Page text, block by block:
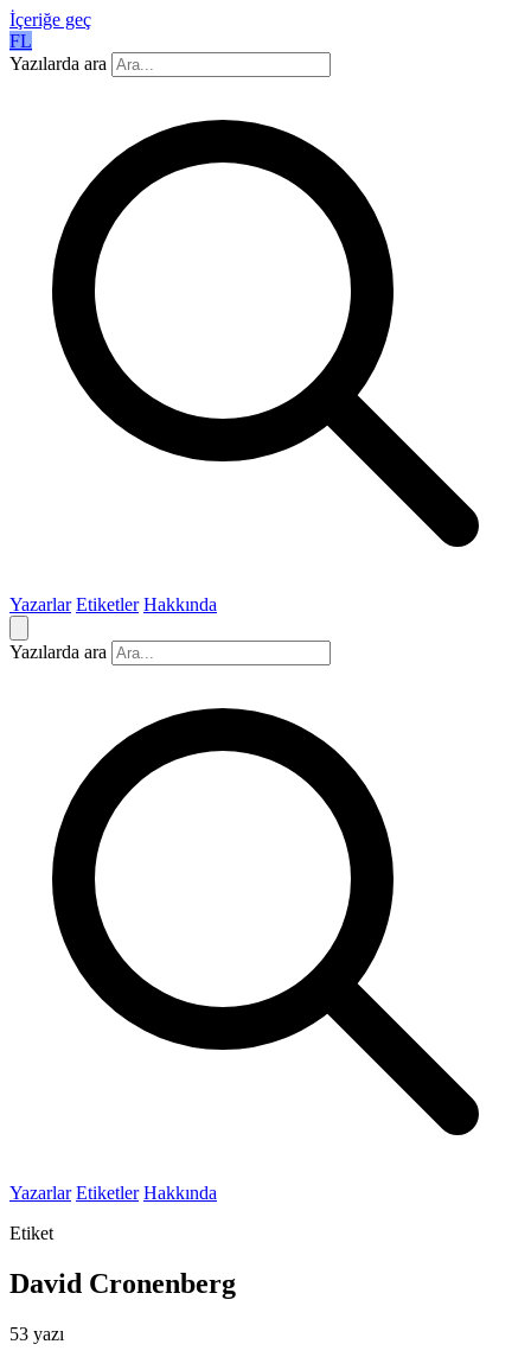
İçeriğe geç
FL
Yazılarda ara
Yazarlar Etiketler Hakkında
Yazılarda ara
Yazarlar Etiketler Hakkında
Etiket
David Cronenberg
53 yazı